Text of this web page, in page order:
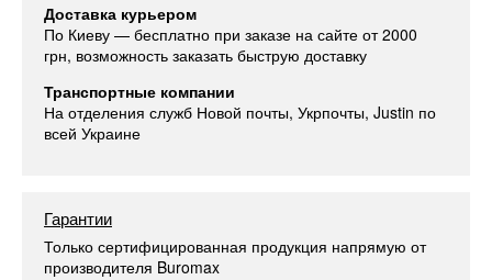
Доставка курьером
По Киеву — бесплатно при заказе на сайте от 2000
грн, возможность заказать быструю доставку
Транспортные компании
На отделения служб Новой почты, Укрпочты, Justin по
всей Украине
Гарантии
Только сертифицированная продукция напрямую от
производителя Buromax